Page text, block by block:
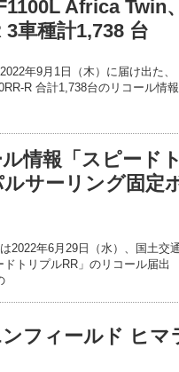
Africa Twin、
車種計1,738 台
年9月1日（木）に届け出た、
R 合計1,738台のリコール情報
情報「スピードト
サーリング固定
2022年6月29日（水）、国土交
トリプルRR」のリコール届出
フィールド ヒマ